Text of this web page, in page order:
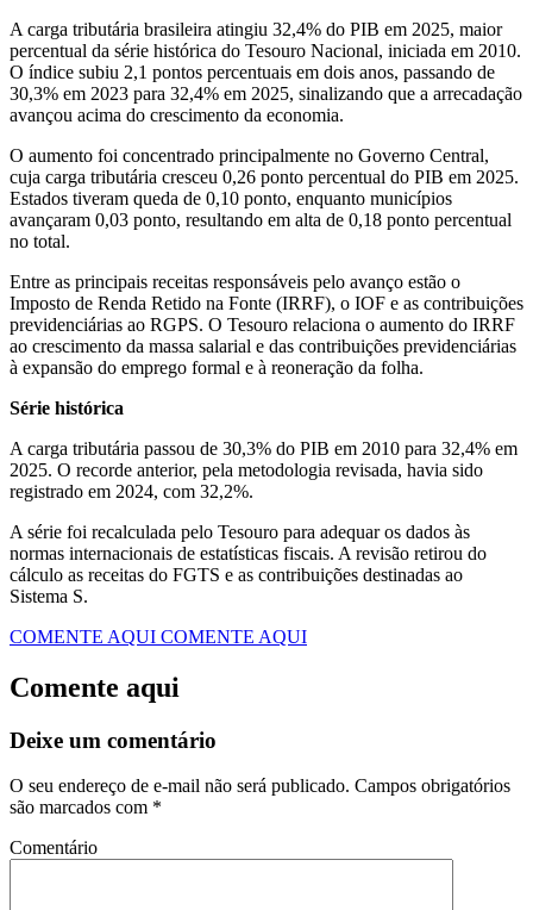
A carga tributária brasileira atingiu 32,4% do PIB em 2025, maior
percentual da série histórica do Tesouro Nacional, iniciada em 2010.
O índice subiu 2,1 pontos percentuais em dois anos, passando de
30,3% em 2023 para 32,4% em 2025, sinalizando que a arrecadação
avançou acima do crescimento da economia.
O aumento foi concentrado principalmente no Governo Central,
cuja carga tributária cresceu 0,26 ponto percentual do PIB em 2025.
Estados tiveram queda de 0,10 ponto, enquanto municípios
avançaram 0,03 ponto, resultando em alta de 0,18 ponto percentual
no total.
Entre as principais receitas responsáveis pelo avanço estão o
Imposto de Renda Retido na Fonte (IRRF), o IOF e as contribuições
previdenciárias ao RGPS. O Tesouro relaciona o aumento do IRRF
ao crescimento da massa salarial e das contribuições previdenciárias
à expansão do emprego formal e à reoneração da folha.
Série histórica
A carga tributária passou de 30,3% do PIB em 2010 para 32,4% em
2025. O recorde anterior, pela metodologia revisada, havia sido
registrado em 2024, com 32,2%.
A série foi recalculada pelo Tesouro para adequar os dados às
normas internacionais de estatísticas fiscais. A revisão retirou do
cálculo as receitas do FGTS e as contribuições destinadas ao
Sistema S.
COMENTE AQUI COMENTE AQUI
Comente aqui
Deixe um comentário
O seu endereço de e-mail não será publicado. Campos obrigatórios
são marcados com *
Comentário